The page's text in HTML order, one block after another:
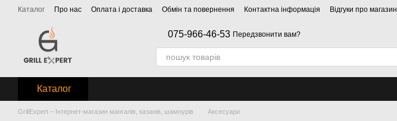
Перейти до основного контенту
Каталог Про нас Оплата і доставка Обмін та повернення Контактна інформація Відгуки про магазин
075-966-46-53 Передзвонити вам?
Каталог
GrillExpert – Інтернет-магазин мангалів, казанів, шампурів Аксесуари